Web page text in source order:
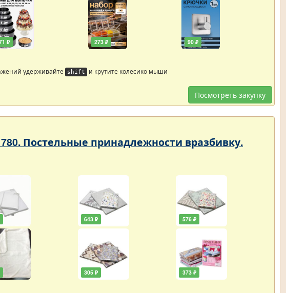
₽ 273 ₽ 90 ₽
удерживайте shift и крутите колесико мыши
Посмотреть закупку
Постельные принадлежности вразбивку.
643 ₽
305 ₽
576 ₽
373 ₽